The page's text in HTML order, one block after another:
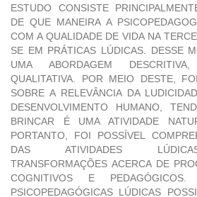
ESTUDO CONSISTE
DE QUE MANEIRA A
COM A QUALIDADE DE VIDA NA
SE EM PRÁTICAS LÚDICAS. DESSE
UMA ABORDAGEM
QUALITATIVA. POR MEIO DESTE,
SOBRE A RELEVÂNCIA DA
DESENVOLVIMENTO HUMANO,
BRINCAR É UMA ATIVIDADE
PORTANTO, FOI POSSÍVEL
DAS ATIVIDADES
TRANSFORMAÇÕES ACERCA DE
COGNITIVOS E PEDAGÓGICOS.
PSICOPEDAGÓGICAS LÚDICAS